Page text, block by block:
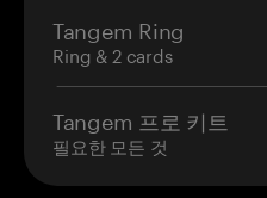
Tangem Ring
Ring & 2 cards
Tangem 프로 키트
필요한 모든 것